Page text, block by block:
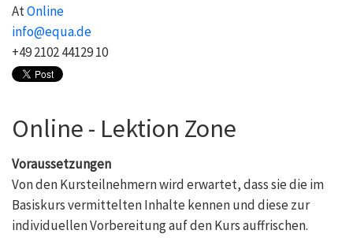
AtOnline
info@equa.de
+49 2102 44129 10
Online - Lektion Zone
Voraussetzungen
Von den Kursteilnehmern wird erwartet, dass sie die im
Basiskurs vermittelten Inhalte kennen und diese zur
individuellen Vorbereitung auf den Kurs auffrischen.